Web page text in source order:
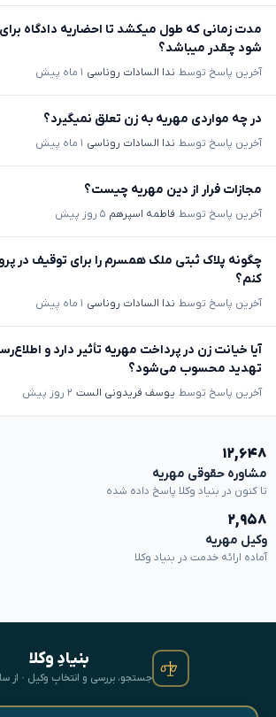
مدت زمانی که طول میکشد تا احضاریه دادگاه
شود چقدر میباشد؟
آخرین پاسخ توسط ندا السادات روناسی ۱ ماه پیش
در چه مواردی مهریه به زن تعلق نمیگیرد؟
آخرین پاسخ توسط ندا السادات روناسی ۱ ماه پیش
مجازات فرار از دین مهریه چیست؟
آخرین پاسخ توسط فاطمه اسپرهم ۵ روز پیش
چگونه پلاک ثبتی ملک همسرم را برای توقیف در
کنم؟
آخرین پاسخ توسط ندا السادات روناسی ۱ ماه پیش
آیا خیانت زن در پرداخت مهریه تأثیر دارد و
تهدید محسوب می‌شود؟
آخرین پاسخ توسط یوسف فریدونی الست ۲ روز پیش
۱۲,۶۴۸
مشاوره حقوقی مهریه
تا کنون در بنیاد وکلا پاسخ داده شده
۲,۹۵۸
وکیل مهریه
آماده ارائه خدمت در بنیاد وکلا
بنیادِ وکلا
جستجو، بررسی و انتخابِ وکیل · از سال